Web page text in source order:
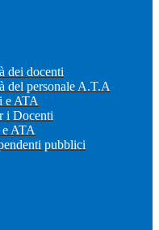
dei docenti
del personale A.T.A
e ATA
i Docenti
ATA
pubblici